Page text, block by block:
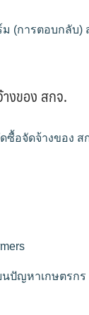
(การตอบกลับ)
งของ สกจ.
ซื้อจัดจ้างของ ส
นปัญหาเกษตรกร